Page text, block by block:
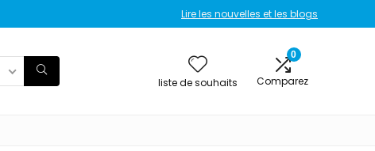
Lire les nouvelles et les blogs
liste de souhaits
0
Comparez